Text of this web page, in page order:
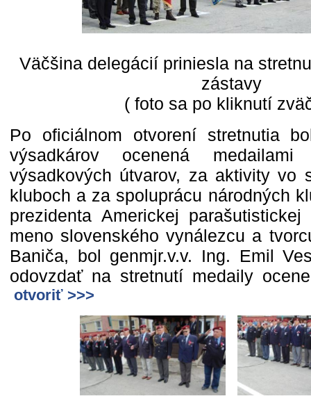
Väčšina delegácií priniesla na
zástavy
( foto sa po kliknutí
Po oficiálnom otvorení stretnutia
výsadkárov ocenená
výsadkových útvarov, za aktivity vo
kluboch a za spoluprácu národných
prezidenta Americkej
meno slovenského vynálezcu a
Baniča, bol genmjr.v.v. Ing. Emil
odovzdať na stretnutí medaily
otvoriť >>>